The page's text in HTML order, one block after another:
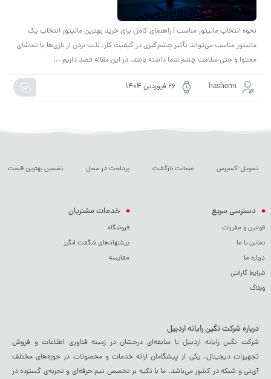
نحوه انتخاب مانیتور مناسب | راهنمای کامل برای خرید بهترین مانیتور انتخاب یک
مانیتور مناسب می‌تواند تأثیر چشم‌گیری در کیفیت کار، لذت بردن از بازی‌ها یا تماشای
محتوا و حتی سلامت چشم شما داشته باشد. در این مقاله قصد داریم ...
hashemi ۲۶ فروردین ۱۴۰۴
تحویل اکسپرس ضمانت بازگشت پرداخت در محل تضمین بهترین قیمت
دسترسی سریع
قوانین و مقررات
تماس با ما
درباره ما
شرایط گارانتی
وبلاگ
خدمات مشتریان
فروشگاه
پیشنهادهای شگفت انگیز
مقایسه
درباره شرکت نگین رایانه اردبیل
شرکت نگین رایانه اردبیل با سابقه‌ای درخشان در زمینه فناوری اطلاعات و فروش
تجهیزات دیجیتال، یکی از پیشگامان ارائه خدمات و محصولات در حوزه‌های مختلف
آی‌تی و شبکه در کشور می‌باشد. ما با تکیه بر تخصص تیم حرفه‌ای و تجربه‌ی گسترده در